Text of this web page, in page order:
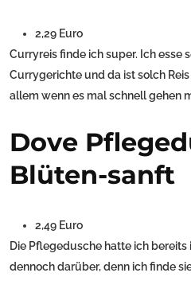
2,29 Euro
Curryreis finde ich super. Ich esse
Currygerichte und da ist solch
allem wenn es mal schnell gehen
Dove
Blüten-sanft
2,49 Euro
Die Pflegedusche hatte ich bereits
dennoch darüber, denn ich finde